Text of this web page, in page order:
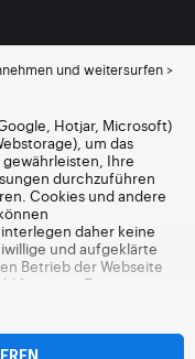
und weitersurfen >
Hotjar, Microsoft)
um das
Ihre
durchzuführen
Cookies und andere
daher keine
und aufgeklärte
Betrieb der Webseite
für einen Zeitraum von
widerrufen, indem
ohne die Hinterlegung
Die Ablehnung